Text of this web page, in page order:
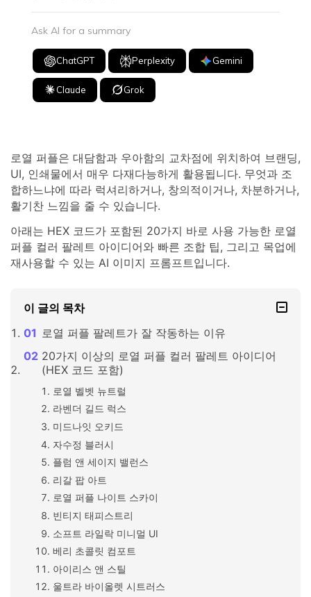
Ask AI for a summary
ChatGPT Perplexity Gemini
Claude Grok
로열 퍼플은 대담함과 우아함의 교차점에 위치하여 브랜딩,
UI, 인쇄물에서 매우 다재다능하게 활용됩니다. 무엇과 조
합하느냐에 따라 럭셔리하거나, 창의적이거나, 차분하거나,
활기찬 느낌을 줄 수 있습니다.
아래는 HEX 코드가 포함된 20가지 바로 사용 가능한 로열
퍼플 컬러 팔레트 아이디어와 빠른 조합 팁, 그리고 목업에
재사용할 수 있는 AI 이미지 프롬프트입니다.
이 글의 목차
로열 퍼플 팔레트가 잘 작동하는 이유
20가지 이상의 로열 퍼플 컬러 팔레트 아이디어
(HEX 코드 포함)
로열 벨벳 뉴트럴
라벤더 길드 럭스
미드나잇 오키드
자수정 블러시
플럼 앤 세이지 밸런스
리갈 팝 아트
로열 퍼플 나이트 스카이
빈티지 태피스트리
소프트 라일락 미니멀 UI
베리 초콜릿 컴포트
아이리스 앤 스틸
울트라 바이올렛 시트러스